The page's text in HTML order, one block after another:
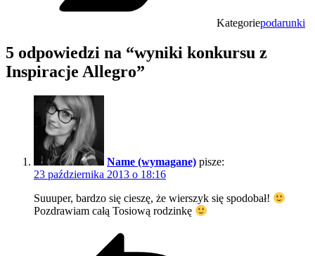
Kategoriepodarunki
5 odpowiedzi na “wyniki konkursu z
Inspiracje Allegro”
Name (wymagane) pisze:
23 października 2013 o 18:16
Suuuper, bardzo się cieszę, że wierszyk się spodobał!
Pozdrawiam całą Tosiową rodzinkę